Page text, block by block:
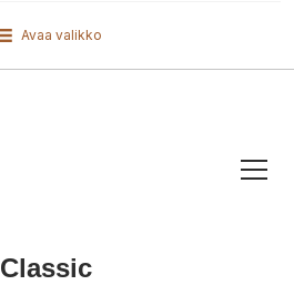
Avaa valikko
Classic